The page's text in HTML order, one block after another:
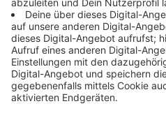
3 rote Paprika
3 gelbe Paprika
3 große Zwiebeln
Holz Spieße
Schaschliksoße
1l Kalbsjus